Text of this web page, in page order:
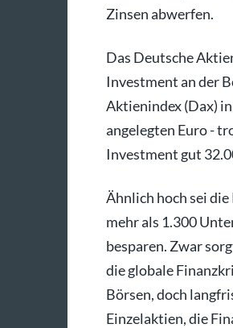
Zinsen abwerfen.
Das Deutsche
Investment an der
Aktienindex (Dax)
angelegten Euro -
Investment gut
Ähnlich hoch sei
mehr als 1.300
besparen. Zwar
die globale
Börsen, doch
Einzelaktien, die